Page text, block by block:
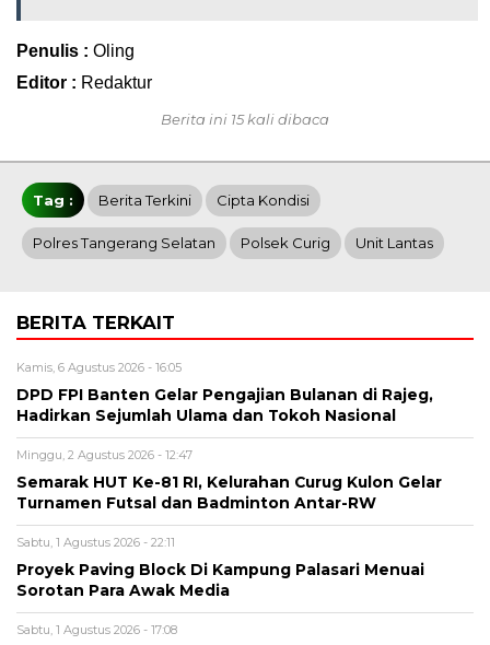
Penulis : Oling
Editor : Redaktur
Berita ini 15 kali dibaca
Tag : Berita Terkini Cipta Kondisi
Polres Tangerang Selatan Polsek Curig Unit Lantas
BERITA TERKAIT
Kamis, 6 Agustus 2026 - 16:05
DPD FPI Banten Gelar Pengajian Bulanan di Rajeg,
Hadirkan Sejumlah Ulama dan Tokoh Nasional
Minggu, 2 Agustus 2026 - 12:47
Semarak HUT Ke-81 RI, Kelurahan Curug Kulon Gelar
Turnamen Futsal dan Badminton Antar-RW
Sabtu, 1 Agustus 2026 - 22:11
Proyek Paving Block Di Kampung Palasari Menuai
Sorotan Para Awak Media
Sabtu, 1 Agustus 2026 - 17:08